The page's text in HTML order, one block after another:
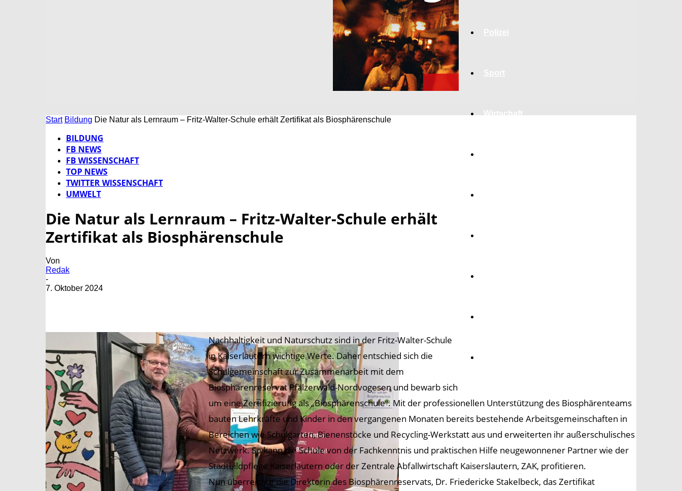
Wirtschaft
Start Bildung Die Natur als Lernraum – Fritz-Walter-Schule erhält Zertifikat als Biosphärenschule
BILDUNG
FB NEWS
FB WISSENSCHAFT
TOP NEWS
TWITTER WISSENSCHAFT
UMWELT
Die Natur als Lernraum – Fritz-Walter-Schule erhält
Zertifikat als Biosphärenschule
Von
Redak
-
7. Oktober 2024
Nachhaltigkeit und Naturschutz sind in der Fritz-Walter-Schule
in Kaiserlautern wichtige Werte. Daher entschied sich die
Schulgemeinschaft zur Zusammenarbeit mit dem
Biosphärenreservat Pfälzerwald-Nordvogesen und bewarb sich
um eine Zertifizierung als „Biosphärenschule“. Mit der professionellen Unterstützung des Biosphärenteams
bauten Lehrkräfte und Kinder in den vergangenen Monaten bereits bestehende Arbeitsgemeinschaften in
Bereichen wie Schulgarten, Bienenstöcke und Recycling-Werkstatt aus und erweiterten ihr außerschulisches
Netzwerk. So kann die Schule von der Fachkenntnis und praktischen Hilfe neugewonnener Partner wie der
Stadtbildpflege Kaiserlautern oder der Zentrale Abfallwirtschaft Kaiserslautern, ZAK, profitieren.
Nun überreichte die Direktorin des Biosphärenreservats, Dr. Friedericke Stakelbeck, das Zertifikat